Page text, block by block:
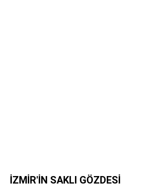
İZMİR'İN SAKLI GÖZDESİ